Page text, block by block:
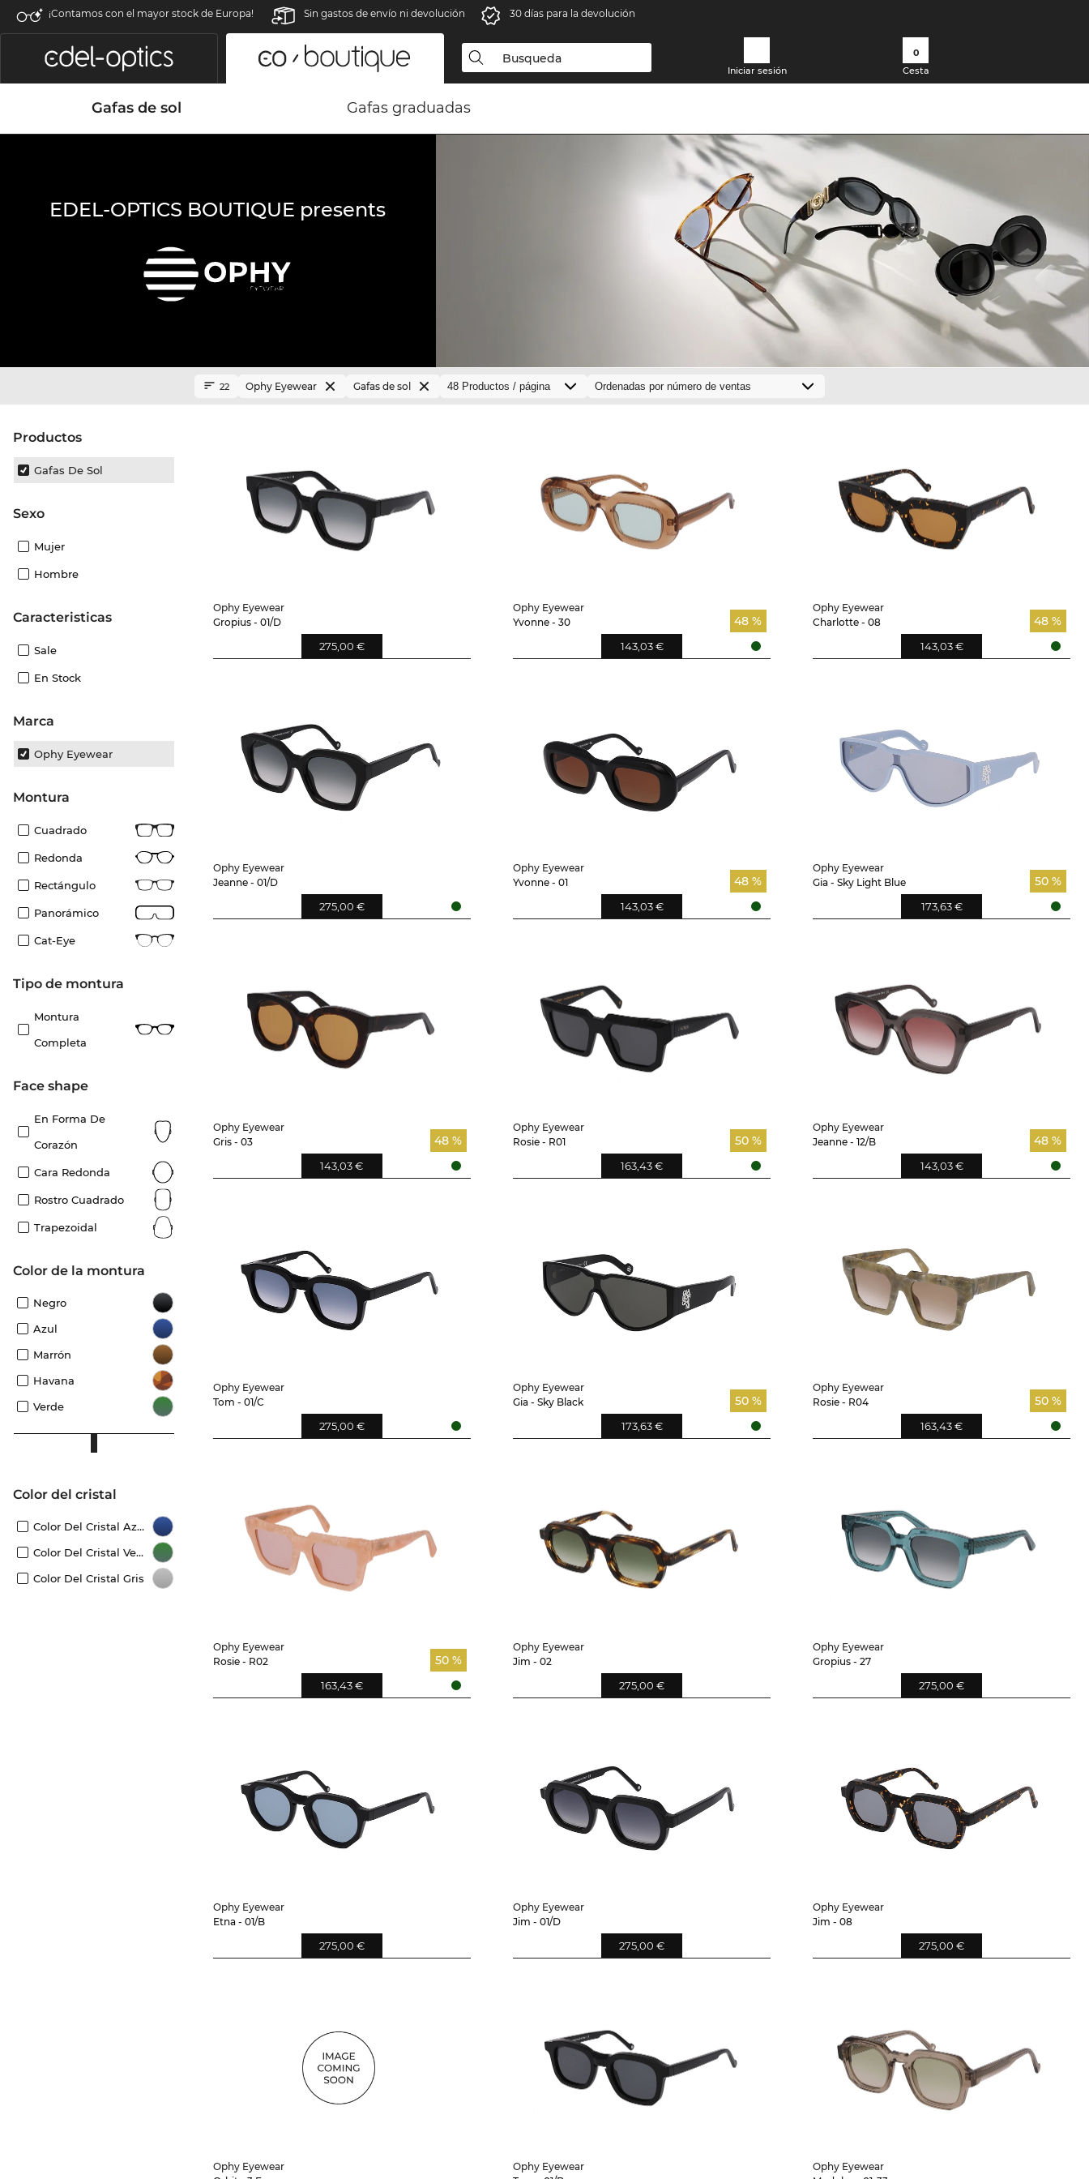
¡Contamos con el mayor stock de Europa! Sin gastos de envío ni devolución 30 días para la devolución
Iniciar sesión
0
Cesta
Gafas de sol Gafas graduadas
EDEL-OPTICS BOUTIQUE presents
Productos
Gafas De Sol
Sexo
Mujer
Hombre
Caracteristicas
Sale
En Stock
Marca
Ophy Eyewear
Montura
Cuadrado
Redonda
Rectángulo
Panorámico
Cat-Eye
Tipo de montura
Montura
Completa
Face shape
En Forma De
Corazón
Cara Redonda
Rostro Cuadrado
Trapezoidal
Color de la montura
Negro
Azul
Marrón
Havana
Verde
Color del cristal
Color Del Cristal Azul
Color Del Cristal Verde
Color Del Cristal Gris
22 Ophy Eyewear Gafas de sol
Ophy Eyewear
Gropius - 01/D
275,00 €
Ophy Eyewear
Yvonne - 30
48 %
143,03 €
Ophy Eyewear
Charlotte - 08
48 %
143,03 €
Ophy Eyewear
Jeanne - 01/D
275,00 €
Ophy Eyewear
Yvonne - 01
48 %
143,03 €
Ophy Eyewear
Gia - Sky Light Blue
50 %
173,63 €
Ophy Eyewear
Gris - 03
48 %
143,03 €
Ophy Eyewear
Rosie - R01
50 %
163,43 €
Ophy Eyewear
Jeanne - 12/B
48 %
143,03 €
Ophy Eyewear
Tom - 01/C
275,00 €
Ophy Eyewear
Gia - Sky Black
50 %
173,63 €
Ophy Eyewear
Rosie - R04
50 %
163,43 €
Ophy Eyewear
Rosie - R02
50 %
163,43 €
Ophy Eyewear
Jim - 02
275,00 €
Ophy Eyewear
Gropius - 27
275,00 €
Ophy Eyewear
Etna - 01/B
275,00 €
Ophy Eyewear
Jim - 01/D
275,00 €
Ophy Eyewear
Jim - 08
275,00 €
Ophy Eyewear
Ophy Eyewear
Ophy Eyewear